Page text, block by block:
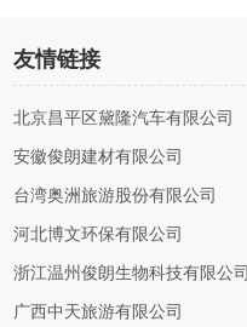
友情链接
北京昌平区黛隆汽车有限公司
安徽俊朗建材有限公司
台湾奥洲旅游股份有限公司
河北博文环保有限公司
浙江温州俊朗生物科技有限公司
广西中天旅游有限公司